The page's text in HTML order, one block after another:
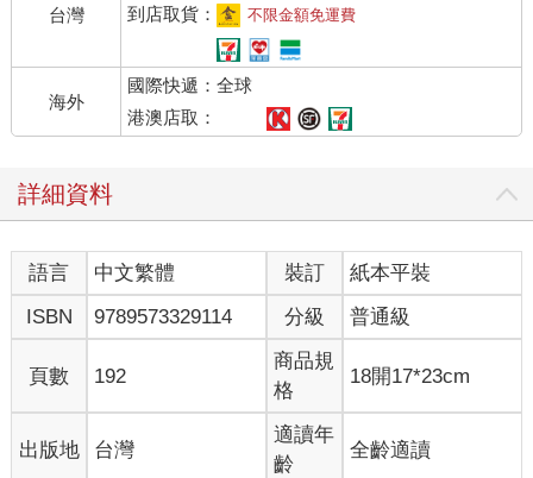
置、瓦斯和浴室乾燥機的使用方法─咦，我再找找，他跟我媽一
樣的細心，怎麼沒留幾萬日圓給我當零用錢咧？
算了，別太計較。另一個朋友有次喝醉酒也賴在主人家，還記得
躺上人家的大床，睡到半夜有些涼，也記得拉起被子蓋在身上，
不過第二天早上卻發現自己躺在院子的草地上，身上蓋的是輛腳
就這樣，我決定在東京試著生活看看。啊，天清氣爽，好個早晨
──好個中午，昨晚到底喝了多少酒？
這棟大樓面對東京港，放眼望出去，不遠處是大橋、高速公路、
新幹線高架軌道，我煮杯咖啡坐到窗前的矮櫃，放上矢澤永吉的
ＣＤ，大概一整個下午就能這麼發呆下去。
發呆是繼上大號、睡覺、胡思亂想之後，第四項不用花錢的超級
享受，但前提是眼前得有不錯的view，可以讓眼神呆滯、讓思想
飄浮、讓時間停頓、讓人生頹廢，於是我在灑進來的溫暖陽光下
又睡了個午覺。
台灣
到店取貨：
不限金額免運費
海外
國際快遞：全球
港澳店取：
詳細資料
語言 中文繁體 裝訂
紙本平裝
ISBN
9789573329114 分級 普通級
頁數 192
商品規
格
18開17*23cm
出版地 台灣
適讀年
齡
全齡適讀